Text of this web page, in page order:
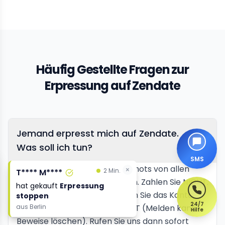
Häufig Gestellte Fragen zur
Erpressung auf Zendate
Jemand erpresst mich auf Zendate.
Was soll ich tun?
Machen Sie zunächst Screenshots von allen
Nachrichten und Bedrohungen. Zahlen Sie NICHT.
Löschen Sie NICHTS. Blockieren Sie das Konto,
aber melden Sie es noch NICHT (Melden kann
Beweise löschen). Rufen Sie uns dann sofort
T**** M**** 2 Min.
hat gekauft Erpressung
stoppen
aus Berlin
×
T**** M**** 2 Min.
hat gekauft Erpressung
stoppen
aus Berlin
×
24/7
Hilfe
SMS